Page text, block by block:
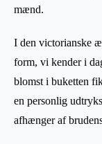
mænd.
I den victorianske
form, vi kender i
blomst i buketten
en personlig
afhænger af